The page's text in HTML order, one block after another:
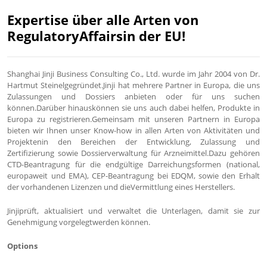
Expertise über alle Arten von
RegulatoryAffairsin der EU!
Shanghai Jinji Business Consulting Co., Ltd. wurde im Jahr 2004 von Dr.
Hartmut Steinelgegründet.Jinji hat mehrere Partner in Europa, die uns
Zulassungen und Dossiers anbieten oder für uns suchen
können.Darüber hinauskönnen sie uns auch dabei helfen, Produkte in
Europa zu registrieren.Gemeinsam mit unseren Partnern in Europa
bieten wir Ihnen unser Know-how in allen Arten von Aktivitäten und
Projektenin den Bereichen der Entwicklung, Zulassung und
Zertifizierung sowie Dossierverwaltung für Arzneimittel.Dazu gehören
CTD-Beantragung für die endgültige Darreichungsformen (national,
europaweit und EMA), CEP-Beantragung bei EDQM, sowie den Erhalt
der vorhandenen Lizenzen und dieVermittlung eines Herstellers.
Jinjiprüft, aktualisiert und verwaltet die Unterlagen, damit sie zur
Genehmigung vorgelegtwerden können.
Options